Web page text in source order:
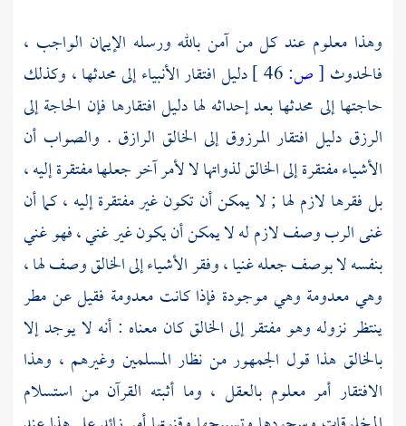
وهذا معلوم عند كل من آمن بالله ورسله الإيمان الواجب ،
فالحدوث [ص:
دليل افتقار الأنبياء إلى محدثها ، وكذلك
حاجتها إلى محدثها بعد إحداثه لها دليل افتقارها فإن الحاجة إلى
الرزق دليل افتقار المرزوق إلى الخالق الرازق . والصواب أن
الأشياء مفتقرة إلى الخالق لذواتها لا لأمر آخر جعلها مفتقرة إليه ،
بل فقرها لازم لها ; لا يمكن أن تكون غير مفتقرة إليه ، كما أن
غنى الرب وصف لازم له لا يمكن أن يكون غير غني ، فهو غني
بنفسه لا بوصف جعله غنيا ، وفقر الأشياء إلى الخالق وصف لها ،
وهي معدومة وهي موجودة فإذا كانت معدومة فقيل عن مطر
ينتظر نزوله وهو مفتقر إلى الخالق كان معناه : أنه لا يوجد إلا
بالخالق هذا قول الجمهور من نظار المسلمين وغيرهم ، وهذا
الافتقار أمر معلوم بالعقل ، وما أثبته القرآن من استسلام